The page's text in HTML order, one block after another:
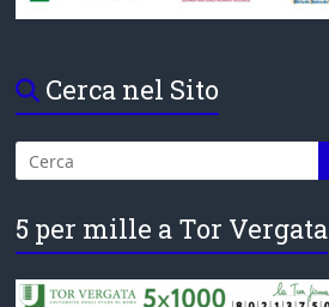
Cerca nel Sito
5 per mille a Tor Vergata